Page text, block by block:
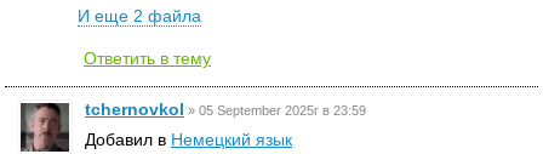
И еще 2 файла
Ответить в тему
tchernovkol » 05 September 2025г в 23:59
Добавил в Немецкий язык